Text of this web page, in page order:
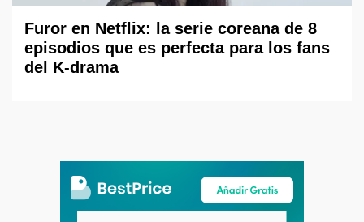
Furor en Netflix: la serie coreana de 8
episodios que es perfecta para los fans
del K-drama